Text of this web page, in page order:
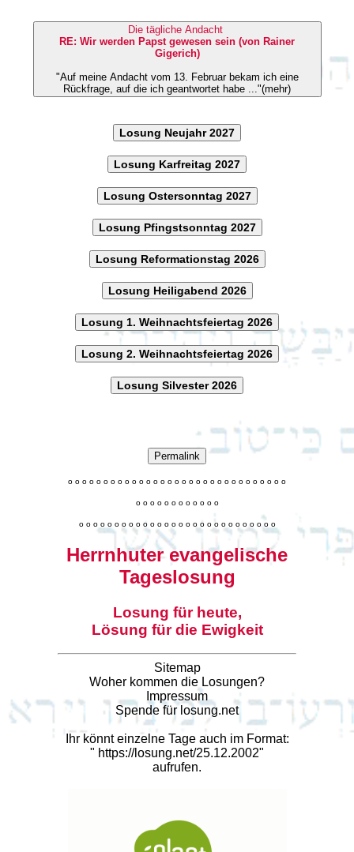
Die tägliche Andacht
RE: Wir werden Papst gewesen sein (von Rainer
Gigerich)
"Auf meine Andacht vom 13. Februar bekam ich eine
Rückfrage, auf die ich geantwortet habe ..."(mehr)
Losung Neujahr 2027
Losung Karfreitag 2027
Losung Ostersonntag 2027
Losung Pfingstsonntag 2027
Losung Reformationstag 2026
Losung Heiligabend 2026
Losung 1. Weihnachtsfeiertag 2026
Losung 2. Weihnachtsfeiertag 2026
Losung Silvester 2026
Permalink
o o o o o o o o o o o o o o o o o o o o o o o o o o o o o o o
o o o o o o o o o o o o
o o o o o o o o o o o o o o o o o o o o o o o o o o o o
Herrnhuter evangelische
Tageslosung
Losung für heute,
Lösung für die Ewigkeit
Sitemap
Woher kommen die Losungen?
Impressum
Spende für losung.net
Ihr könnt einzelne Tage auch im Format:
" https://losung.net/25.12.2002"
aufrufen.